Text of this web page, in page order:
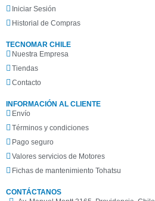
Iniciar Sesión
Historial de Compras
TECNOMAR CHILE
Nuestra Empresa
Tiendas
Contacto
INFORMACIÓN AL CLIENTE
Envío
Términos y condiciones
Pago seguro
Valores servicios de Motores
Fichas de mantenimiento Tohatsu
CONTÁCTANOS